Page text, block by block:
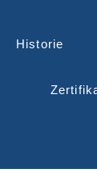
Historie